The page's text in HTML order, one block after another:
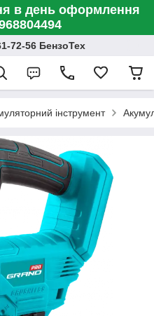
в день оформлення
72-56 БензоТех
інструмент